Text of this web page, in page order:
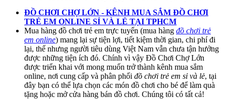
ĐỒ CHƠI CHỢ LỚN - KÊNH MUA SẮM ĐỒ CHƠI
TRẺ EM ONLINE SỈ VÀ LẺ TẠI TPHCM
Mua hàng đồ chơi trẻ em trực tuyến (mua hàng đồ chơi trẻ
em online) mang lại sự tiện lợi, tiết kiệm thời gian, chi phí đi
lại, thế nhưng người tiêu dùng Việt Nam vẫn chưa tận hưởng
được những tiện ích đó. Chính vì vậy Đồ Chơi Chợ Lớn
được triển khai với mong muốn trở thành kênh mua sắm
online, nơi cung cấp và phân phối đồ chơi trẻ em sỉ và lẻ, tại
đây bạn có thể lựa chọn các món đồ chơi cho bé để làm quà
tặng hoặc mở cửa hàng bán đồ chơi. Chúng tôi có tất cả!